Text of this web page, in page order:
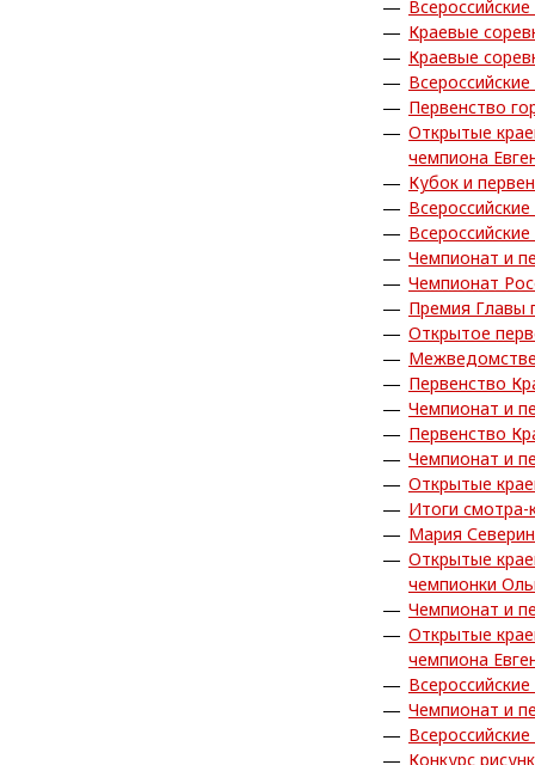
Краевые
Краевые
Первенство
Открытые
чемпиона
Кубок и
Чемпионат и
Чемпионат
Премия Главы
Открытое
Первенство
Чемпионат и
Первенство
Чемпионат и
Открытые
Итоги смотра-
Мария
Открытые
чемпионки
Чемпионат и
Открытые
чемпиона
Чемпионат и
Конкурс